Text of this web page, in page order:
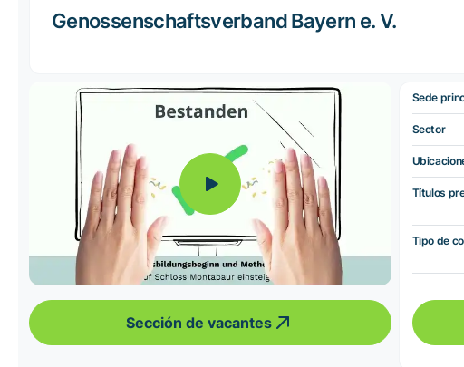
Genossenschaftsverband Bayern e. V.
Sección de vacantes
Sede
Sector
Títulos
Tipo de